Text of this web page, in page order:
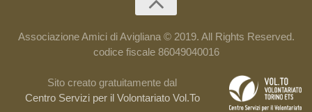
Associazione Amici di Avigliana © 2019. All Rights Reserved.
codice fiscale 86049040016
Sito creato gratuitamente dal
Centro Servizi per il Volontariato Vol.To